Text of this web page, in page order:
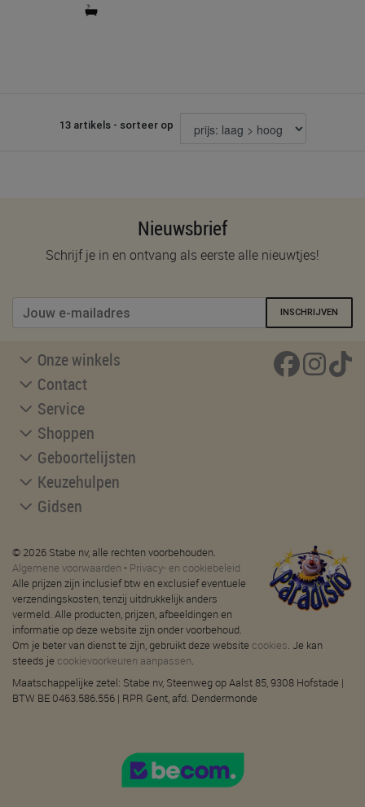
13 artikels - sorteer op
Nieuwsbrief
Schrijf je in en ontvang als eerste alle nieuwtjes!
INSCHRIJVEN
Onze winkels
Contact
Service
Shoppen
Geboortelijsten
Keuzehulpen
Gidsen
© 2026 Stabe nv, alle rechten voorbehouden.
Algemene voorwaarden - Privacy- en cookiebeleid
Alle prijzen zijn inclusief btw en exclusief eventuele
verzendingskosten, tenzij uitdrukkelijk anders
vermeld. Alle producten, prijzen, afbeeldingen en
informatie op deze website zijn onder voorbehoud.
Om je beter van dienst te zijn, gebruikt deze website cookies. Je kan
steeds je cookievoorkeuren aanpassen.
Maatschappelijke zetel: Stabe nv, Steenweg op Aalst 85, 9308 Hofstade |
BTW BE 0463.586.556 | RPR Gent, afd. Dendermonde